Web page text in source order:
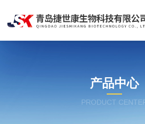
产品中心
PRODUCT